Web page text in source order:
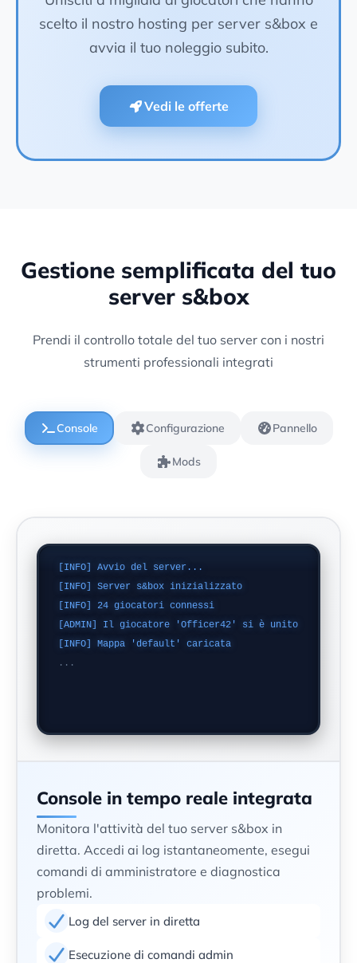
scelto il nostro hosting per server s&box e
avvia il tuo noleggio subito.
Vedi le offerte
Gestione semplificata del tuo
server s&box
Prendi il controllo totale del tuo server con i nostri
strumenti professionali integrati
Console Configurazione Pannello
Mods
Console in tempo reale integrata
Monitora l'attività del tuo server s&box in
diretta. Accedi ai log istantaneomente, esegui
comandi di amministratore e diagnostica
problemi.
Log del server in diretta
Esecuzione di comandi admin
[INFO] Avvio del server...
[INFO] Server s&box inizializzato
[INFO] 24 giocatori connessi
[ADMIN] Il giocatore 'Officer42' si è unito
[INFO] Mappa 'default' caricata
...